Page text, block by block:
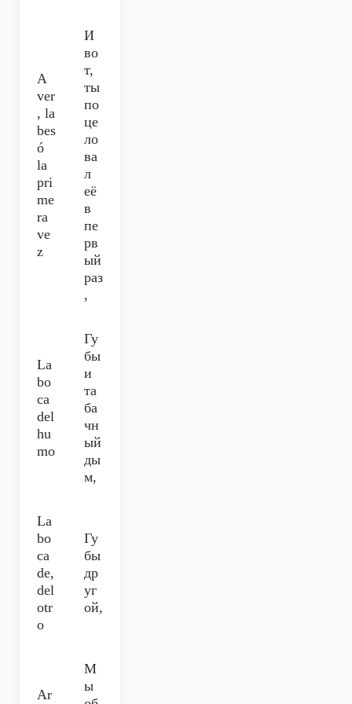
A
ver
, la
bes
ó
la
pri
me
ra
ve
z
И
во
т,
ты
по
це
ло
ва
л
её
в
пе
рв
ый
раз
,
La
bo
ca
del
hu
mo
Гу
бы
и
та
ба
чн
ый
ды
м,
La
bo
ca
de,
del
otr
o
Гу
бы
др
уг
ой,
Ar
М
ы